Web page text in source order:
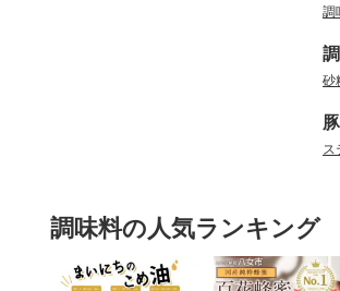
調
砂
ス
調味料の人気ランキング